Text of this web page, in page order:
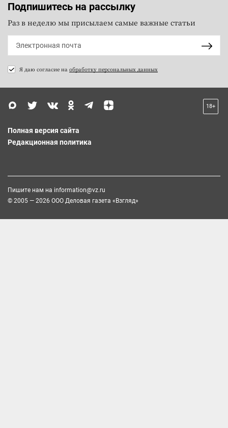
Подпишитесь на рассылку
Раз в неделю мы присылаем самые важные статьи
Я даю согласие на обработку персональных данных
18+
Полная версия сайта
Редакционная политика
Пишите нам на information@vz.ru
© 2005 — 2026 ООО Деловая газета «Взгляд»